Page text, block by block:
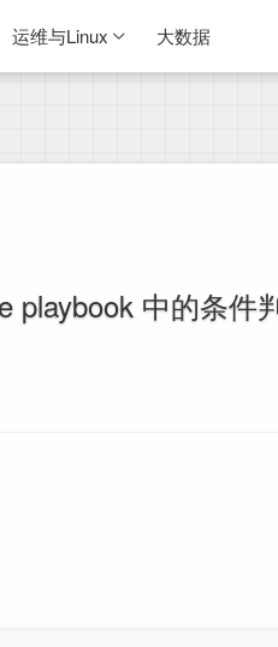
运维与Linux 大数据
playbook 中的条件